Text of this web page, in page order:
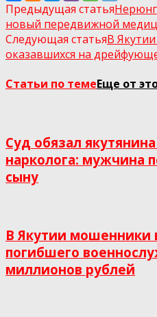
Предыдущая статья
новый передвижной
Следующая статьяВ
оказавшихся на
Статьи по темеЕще от
Суд обязал
нарколога: мужчина
сыну
В Якутии мошенники
погибшего
миллионов рублей